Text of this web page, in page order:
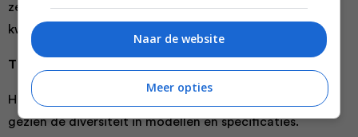
zelfredzaamheid staan hier centraal, waarmee de
kwaliteit van leven significant verbeterd kan worden.
Tips voor het kiezen van het juiste model
Het selecteren van de juiste scootmobiel is cruciaal,
gezien de diversiteit in modellen en specificaties.
Naar de website
Meer opties